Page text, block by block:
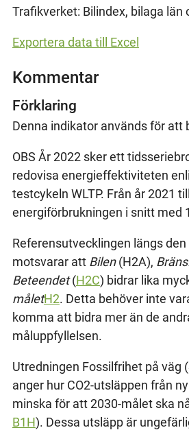
Trafikverket: Bilindex, bilaga län
Exportera data till Excel
Kommentar
Förklaring
Denna indikator används för att
OBS År 2022 sker ett
redovisa energieffektiviteten
testcykeln WLTP. Från år 2021
energiförbrukningen i snitt med
Referensutvecklingen längs
motsvarar att Bilen(H2A),
Beteendet(H2C) bidrar lika
måletH2. Detta behöver inte
komma att bidra mer än de
måluppfyllelsen.
Utredningen Fossilfrihet på väg
anger hur CO2-utsläppen från
minska för att 2030-målet ska
B1H). Dessa utsläpp är